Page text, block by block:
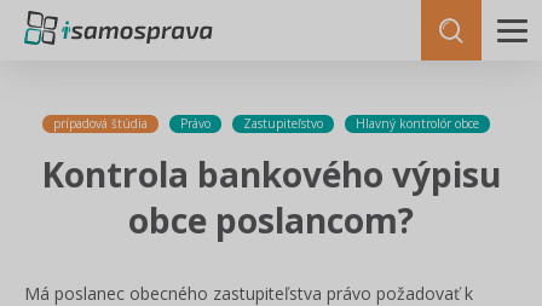
prípadová štúdia Právo Zastupiteľstvo Hlavný kontrolór obce
Kontrola bankového výpisu
obce poslancom?
Má poslanec obecného zastupiteľstva právo požadovať k